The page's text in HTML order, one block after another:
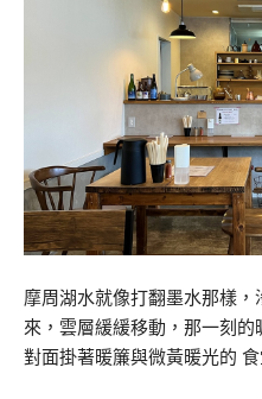
摩周湖水就像打翻墨水那樣
來，雲層緩緩移動，那一刻
對面掛著暖簾與微黃暖光的